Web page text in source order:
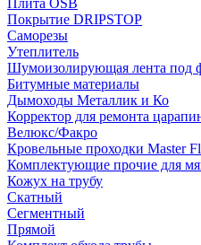
Плита OSB
Покрытие DRIPSTOP
Саморезы
Утеплитель
Шумоизолирующая лента под
Битумные материалы
Дымоходы Металлик и Ко
Корректор для ремонта
Велюкс/Факро
Кровельные проходки Master
Комплектующие прочие для
Кожух на трубу
Скатный
Сегментный
Прямой